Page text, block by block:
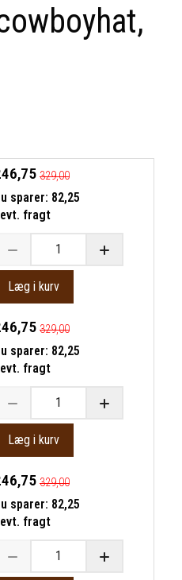
329,00
sparer: 82,25
fragt
Læg i kurv
329,00
sparer: 82,25
fragt
Læg i kurv
329,00
sparer: 82,25
fragt